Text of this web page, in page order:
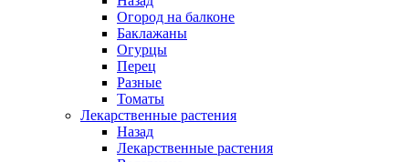
Огород на балконе
Баклажаны
Огурцы
Перец
Разные
Томаты
Лекарственные растения
Назад
Лекарственные растения